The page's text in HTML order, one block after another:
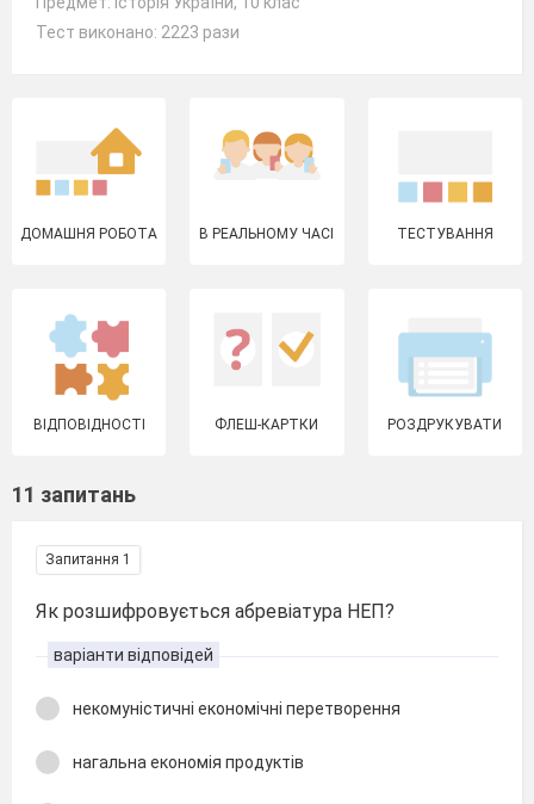
Тест виконано: 2223 рази
ДОМАШНЯ РОБОТА В РЕАЛЬНОМУ ЧАСІ ТЕСТУВАННЯ
ВІДПОВІДНОСТІ ФЛЕШ-КАРТКИ РОЗДРУКУВАТИ
11 запитань
Запитання 1
Як розшифровується абревіатура НЕП?
варіанти відповідей
некомуністичні економічні перетворення
нагальна економія продуктів